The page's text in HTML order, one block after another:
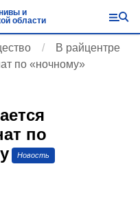
и
области
В райцентре
по «ночному»
по
Новость